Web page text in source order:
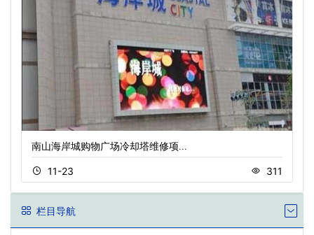
南山海岸城购物广场冷却塔维修项…
11-23 311
栏目导航